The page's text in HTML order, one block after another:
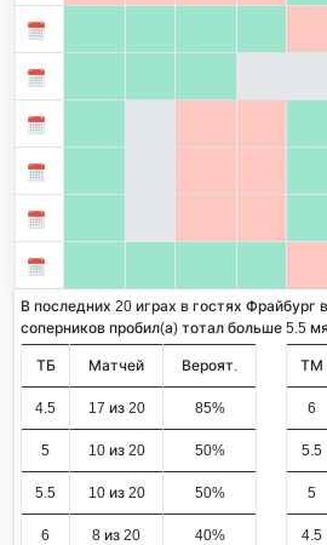
В последних 20 играх в гостях Фрайбург
соперников пробил(а) тотал больше 5.5
ТБ Матчей Вероят.
4.5 17 из 20 85%
5 10 из 20 50%
5.5 10 из 20 50%
6 8 из 20 40%
ТМ
6
5.5
5
4.5